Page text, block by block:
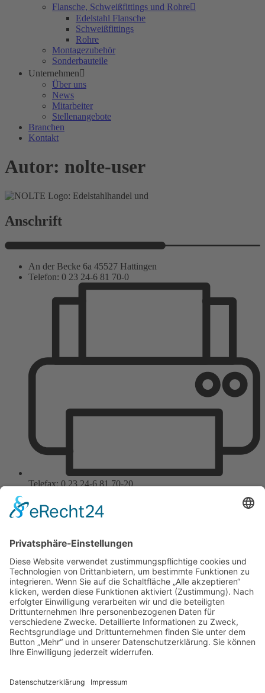
Flansche, Schweißfittings und Rohre
Edelstahl Flansche
Schweißfittings
Rohre
Montagezubehör
Sonderbauteile
Unternehmen
Über uns
News
Mitarbeiter
Stellenangebote
Branchen
Kontakt
Autor: nolte-user
Anschrift
An der Becke 6a 45527 Hattingen
Telefon: 0 23 24-6 81 70-0
Telefax: 0 23 24-6 81 70-20
Zustimmung, um den
Google Maps-Service zu
laden!
Wir verwenden einen Service eines
Drittanbieters, um Karteninhalte
einzubetten. Dieser Service kann
Daten zu Ihren Aktivitäten
sammeln. Bitte lesen Sie die Details
Nutzung des Service zu, um diese
Karte anzuzeigen.